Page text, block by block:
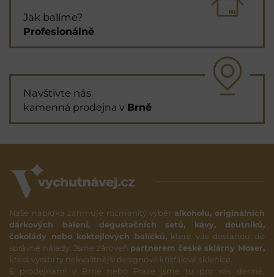
Jak balíme?
Profesionálně
Navštivte nás
kamenná prodejna v Brně
Naše nabídka zahrnuje rozmanitý výběr alkoholu, originálních
dárkových balení, degustačních setů, kávy, doutníků,
čokolády nebo koktejlových balíčků,které vás dostanou do
správné nálady. Jsme zároveň partnerem české sklárny Moser,
která vyrábí ty nekvalitnější designové křišťálové sklenice.
S prodejnami v Brně nebo Praze jsme tu pro vás denně,